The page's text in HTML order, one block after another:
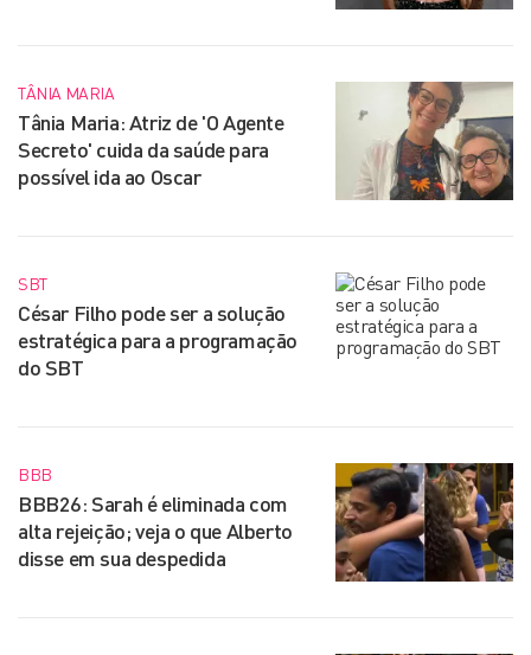
TÂNIA MARIA
Tânia Maria: Atriz de 'O Agente
Secreto' cuida da saúde para
possível ida ao Oscar
SBT
César Filho pode ser a solução
estratégica para a programação
do SBT
BBB
BBB26: Sarah é eliminada com
alta rejeição; veja o que Alberto
disse em sua despedida